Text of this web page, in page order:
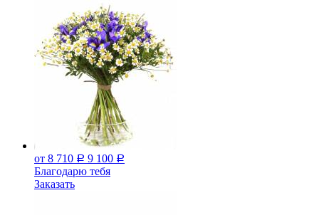
от 8 710 Р 9 100 Р
Благодарю тебя
Заказать